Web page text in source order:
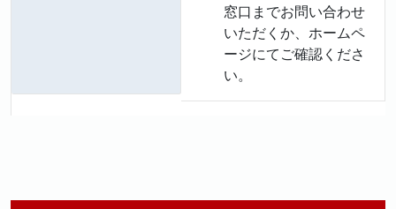
窓口までお問い合わせ
いただくか、ホームペ
ージにてご確認くださ
い。